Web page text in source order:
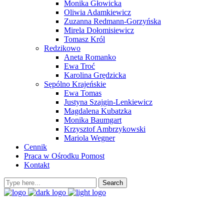
Monika Głowicka
Oliwia Adamkiewicz
Zuzanna Redmann-Gorzyńska
Mirela Dołomisiewicz
Tomasz Król
Redzikowo
Aneta Romanko
Ewa Troć
Karolina Grędzicka
Sępólno Krajeńskie
Ewa Tomas
Justyna Szajgin-Lenkiewicz
Magdalena Kubatzka
Monika Baumgart
Krzysztof Ambrzykowski
Mariola Wegner
Cennik
Praca w Ośrodku Pomost
Kontakt